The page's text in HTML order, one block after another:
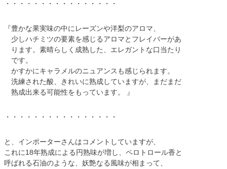
・・・・・・・・・・・・・・・・
『豊かな果実味の中にレーズンや洋梨のアロマ、
少しハチミツの要素を感じるアロマとフレイバーがあ
ります。素晴らしく成熟した、エレガントな口当たり
です。
かすかにキャラメルのニュアンスも感じられます。
洗練された酸、きれいに熟成していますが、まだまだ
熟成出来る可能性をもっています。 』
・・・・・・・・・・・・・・・・
と、インポーターさんはコメントしていますが、
これに18年熟成による円熟味が増し、ペロトロール香と
呼ばれる石油のような、妖艶なる風味が相まって、